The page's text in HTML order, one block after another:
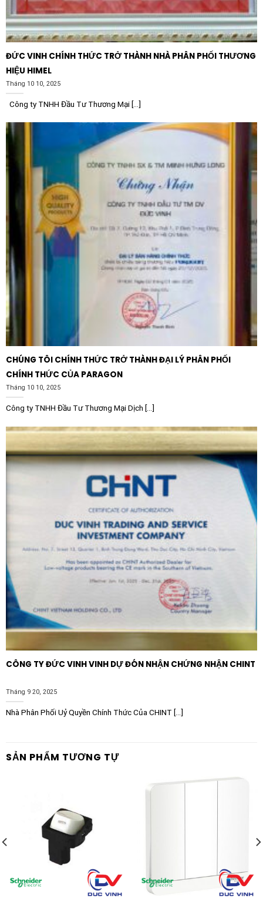
việc của nhân viên, giúp quản lý dây nguồn máy tính
và thiết bị ngoại vi một cách khoa học.
Khách sạn và khu nghỉ dưỡng:Mang lại vẻ đẹp hiện
đại và đẳng cấp cho hệ thống điều khiển điện trong
phòng, nâng cao trải nghiệm cho khách hàng.
Bệnh viện và trường học:
toàn điện cao và độ bền bỉ trong môi trường có tần
Tại sao nên lựa chọn sản phẩm
Schneider chính hãng?
Khi chọn mua
Khung đỡ 4 lỗ Schneider
E8331_46_WG_G19
, việc tìm kiếm sản phẩm chính
hãng là yếu tố tiên quyết. Sản phẩm chính hãng không
chỉ đảm bảo các thông số kỹ thuật chính xác mà còn đi
kèm với chế độ bảo hành chu đáo từ nhà sản xuất. Điều
này giúp bảo vệ quyền lợi của người tiêu dùng và đảm
bảo hệ thống điện vận hành ổn định, tránh các sự cố
phát sinh do hàng giả, hàng nhái kém chất lượng gây ra.
ĐỨC VINH CHÍNH THỨC TRỞ THÀNH NHÀ PHÂN PHỐI THƯƠNG
HIỆU HIMEL
Tháng 10 10, 2025
Công ty TNHH Đầu Tư Thương Mại [...]
CHÚNG TÔI CHÍNH THỨC TRỞ THÀNH ĐẠI LÝ PHÂN PHỐI
CHÍNH THỨC CỦA PARAGON
Tháng 10 10, 2025
Công ty TNHH Đầu Tư Thương Mại Dịch [...]
CÔNG TY ĐỨC VINH VINH DỰ ĐÓN NHẬN CHỨNG NHẬN CHINT
Tháng 9 20, 2025
Nhà Phân Phối Uỷ Quyền Chính Thức Của CHINT [...]
SẢN PHẨM TƯƠNG TỰ